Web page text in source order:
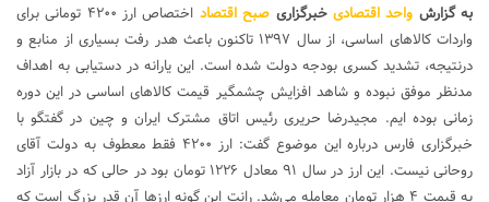
به گزارش واحد اقتصادی خبرگزاری صبح اقتصاد
اختصاص ارز ۴۲۰۰ تومانی برای
واردات کالا‌های اساسی، از سال ۱۳۹۷ تا‌کنون باعث هدر رفت بسیاری از منابع و
درنتیجه، تشدید کسری بودجه دولت شده است. این یارانه در دستیابی به اهداف
مدنظر موفق نبوده و شاهد افزایش چشمگیر قیمت کالا‌های اساسی در این دوره
زمانی بوده ایم. مجیدرضا حریری رئیس اتاق مشترک ایران و چین در گفتگو با
خبرگزاری فارس درباره این موضوع گفت: ارز ۴۲۰۰ فقط معطوف به دولت آقای
روحانی نیست. این ارز در سال ۹۱ معادل ۱۲۲۶ تومان بود در حالی که در بازار آزاد